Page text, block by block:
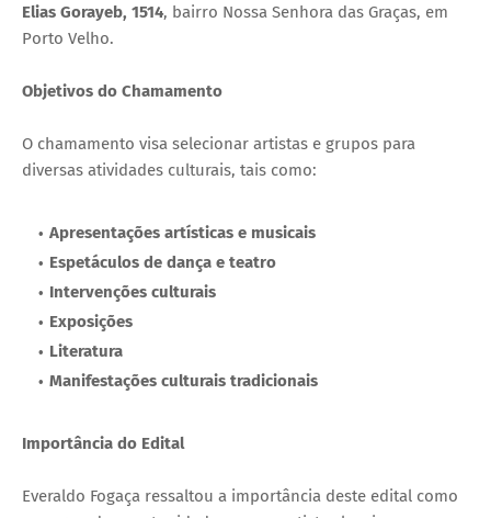
Elias Gorayeb, 1514, bairro Nossa Senhora das Graças, em
Porto Velho.
Objetivos do Chamamento
O chamamento visa selecionar artistas e grupos para
diversas atividades culturais, tais como:
Apresentações artísticas e musicais
Espetáculos de dança e teatro
Intervenções culturais
Exposições
Literatura
Manifestações culturais tradicionais
Importância do Edital
Everaldo Fogaça ressaltou a importância deste edital como